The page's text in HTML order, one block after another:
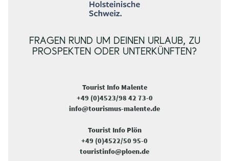
FRAGEN RUND UM DEINEN URLAUB, ZU
PROSPEKTEN ODER UNTERKÜNFTEN?
Tourist Info Malente
+49 (0)4523/98 42 73-0
info@tourismus-malente.de
Tourist Info Plön
+49 (0)4522/50 95-0
touristinfo@ploen.de